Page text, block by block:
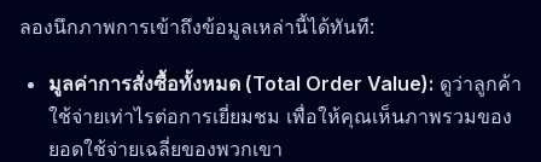
ลองนึกภาพการเข้าถึงข้อมูลเหล่านี้ได้ทันที:
มูลค่าการสั่งซื้อทั้งหมด (Total Order Value): ดูว่าลูกค้า
ใช้จ่ายเท่าไรต่อการเยี่ยมชม เพื่อให้คุณเห็นภาพรวมของ
ยอดใช้จ่ายเฉลี่ยของพวกเขา